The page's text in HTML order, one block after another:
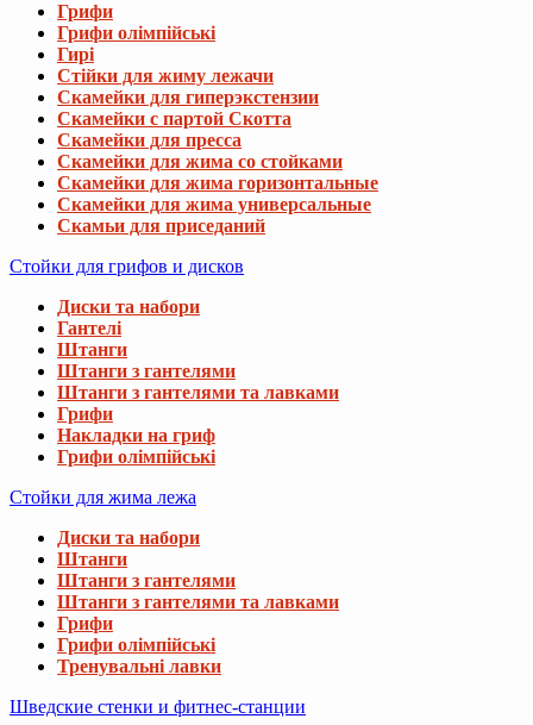
Грифи
Грифи олімпійські
Гирі
Стійки для жиму лежачи
Скамейки для гиперэкстензии
Скамейки с партой Скотта
Скамейки для пресса
Скамейки для жима со стойками
Скамейки для жима горизонтальные
Скамейки для жима универсальные
Скамьи для приседаний
Стойки для грифов и дисков
Диски та набори
Гантелі
Штанги
Штанги з гантелями
Штанги з гантелями та лавками
Грифи
Накладки на гриф
Грифи олімпійські
Стойки для жима лежа
Диски та набори
Штанги
Штанги з гантелями
Штанги з гантелями та лавками
Грифи
Грифи олімпійські
Тренувальні лавки
Шведские стенки и фитнес-станции